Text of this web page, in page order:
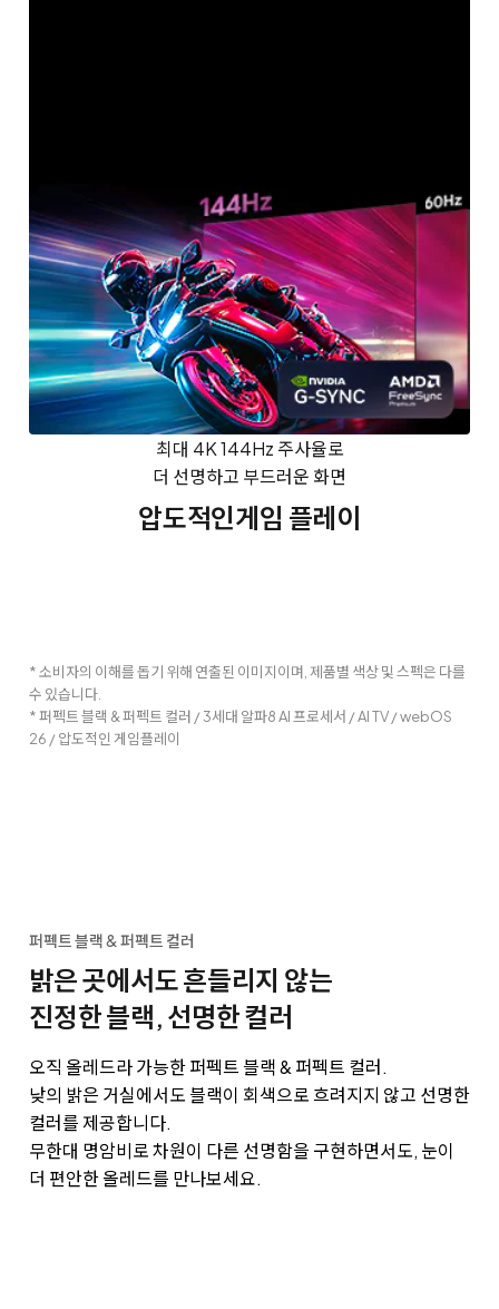
최대 4K 144Hz 주사율로
더 선명하고 부드러운 화면
압도적인게임 플레이
* 소비자의 이해를 돕기 위해 연출된 이미지이며, 제품별 색상 및 스펙은 다를
수 있습니다.
* 퍼펙트 블랙 & 퍼펙트 컬러 / 3세대 알파8 AI 프로세서 / AI TV / webOS
26 / 압도적인 게임플레이
퍼펙트 블랙 & 퍼펙트 컬러
밝은 곳에서도 흔들리지 않는
진정한 블랙, 선명한 컬러
오직 올레드라 가능한 퍼펙트 블랙 & 퍼펙트 컬러.
낮의 밝은 거실에서도 블랙이 회색으로 흐려지지 않고 선명한
컬러를 제공합니다.
무한대 명암비로 차원이 다른 선명함을 구현하면서도, 눈이
더 편안한 올레드를 만나보세요.